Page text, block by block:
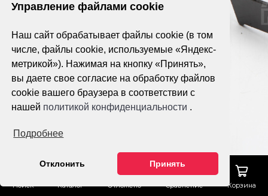
Управление файлами cookie
Наш сайт обрабатывает файлы cookie (в том
числе, файлы cookie, используемые «Яндекс-
метрикой»). Нажимая на кнопку «Принять»,
вы даете свое согласие на обработку файлов
cookie вашего браузера в соответствии с
нашей политикой конфиденциальности .
Подробнее
Отклонить Принять
Поиск Каталог Отложено Сравнение Корзина